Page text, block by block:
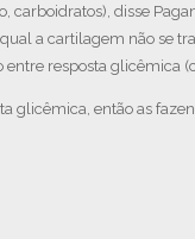
carboidratos), disse
a cartilagem não se
resposta glicêmica
glicêmica, então as